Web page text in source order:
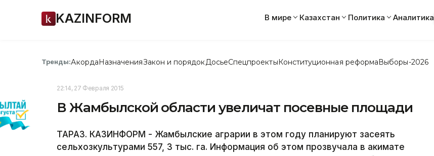
KAZINFORM В мире Казахстан Политика Аналитика
Тренды:АкордаНазначенияЗакон и порядок ДосьеСпецпроектыКонституционная реформаВыборы-2026
22:14, 27 Февраля 2015
В Жамбылской области увеличат посевные площади
ТАРАЗ. КАЗИНФОРМ - Жамбылские аграрии в этом году планируют засеять
сельхозкультурами 557, 3 тыс. га. Информация об этом прозвучала в акимате